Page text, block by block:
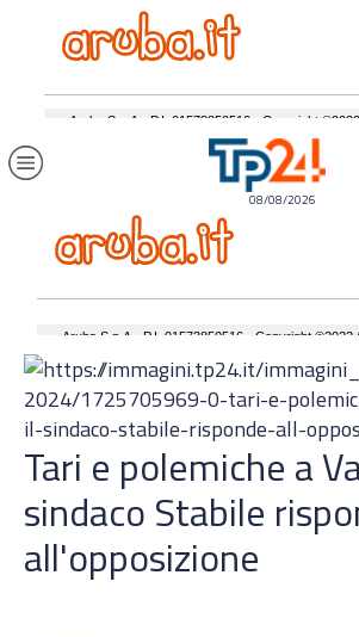
08/08/2026
Tari e polemiche a
sindaco Stabile
all'opposizione